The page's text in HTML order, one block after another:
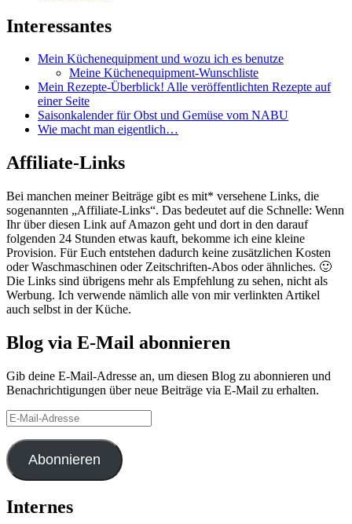
Interessantes
Mein Küchenequipment und wozu ich es benutze
Meine Küchenequipment-Wunschliste
Mein Rezepte-Überblick! Alle veröffentlichten Rezepte auf
einer Seite
Saisonkalender für Obst und Gemüse vom NABU
Wie macht man eigentlich…
Affiliate-Links
Bei manchen meiner Beiträge gibt es mit* versehene Links, die
sogenannten „Affiliate-Links“. Das bedeutet auf die Schnelle: Wenn
Ihr über diesen Link auf Amazon geht und dort in den darauf
folgenden 24 Stunden etwas kauft, bekomme ich eine kleine
Provision. Für Euch entstehen dadurch keine zusätzlichen Kosten
oder Waschmaschinen oder Zeitschriften-Abos oder ähnliches. 🙂
Die Links sind übrigens mehr als Empfehlung zu sehen, nicht als
Werbung. Ich verwende nämlich alle von mir verlinkten Artikel
auch selbst in der Küche.
Blog via E-Mail abonnieren
Gib deine E-Mail-Adresse an, um diesen Blog zu abonnieren und
Benachrichtigungen über neue Beiträge via E-Mail zu erhalten.
E-
Mail-
Adresse
Abonnieren
Internes